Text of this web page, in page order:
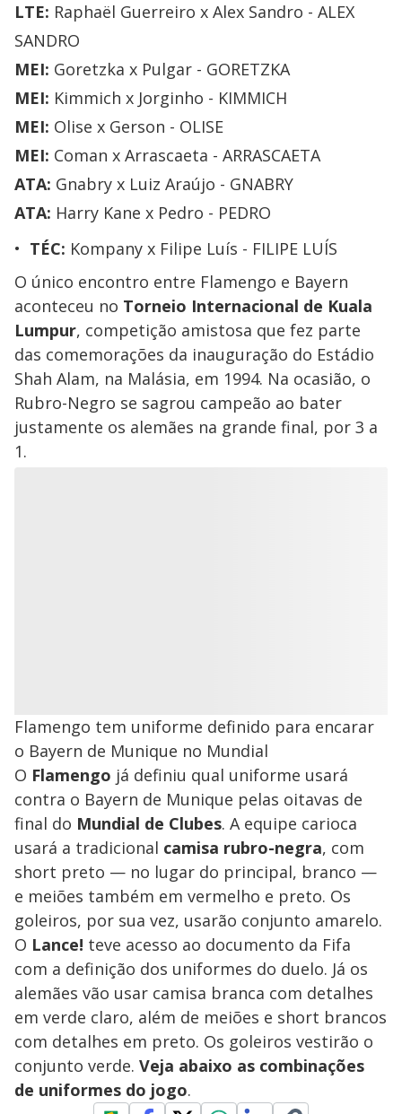
LTE: Raphaël Guerreiro x Alex Sandro - ALEX
SANDRO
MEI: Goretzka x Pulgar - GORETZKA
MEI: Kimmich x Jorginho - KIMMICH
MEI: Olise x Gerson - OLISE
MEI: Coman x Arrascaeta - ARRASCAETA
ATA: Gnabry x Luiz Araújo - GNABRY
ATA: Harry Kane x Pedro - PEDRO
TÉC: Kompany x Filipe Luís - FILIPE LUÍS
O único encontro entre Flamengo e Bayern
aconteceu no Torneio Internacional de Kuala
Lumpur, competição amistosa que fez parte
das comemorações da inauguração do Estádio
Shah Alam, na Malásia, em 1994. Na ocasião, o
Rubro-Negro se sagrou campeão ao bater
justamente os alemães na grande final, por 3 a
1.
Flamengo tem uniforme definido para encarar
o Bayern de Munique no Mundial
O Flamengo já definiu qual uniforme usará
contra o Bayern de Munique pelas oitavas de
final do Mundial de Clubes. A equipe carioca
usará a tradicional camisa rubro-negra, com
short preto — no lugar do principal, branco —
e meiões também em vermelho e preto. Os
goleiros, por sua vez, usarão conjunto amarelo.
O Lance! teve acesso ao documento da Fifa
com a definição dos uniformes do duelo. Já os
alemães vão usar camisa branca com detalhes
em verde claro, além de meiões e short brancos
com detalhes em preto. Os goleiros vestirão o
conjunto verde. Veja abaixo as combinações
de uniformes do jogo.